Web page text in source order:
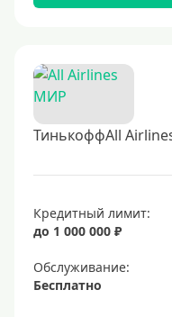
ТинькоффAll
Кредитный лимит:
до 1 000 000 ₽
Обслуживание:
Бесплатно